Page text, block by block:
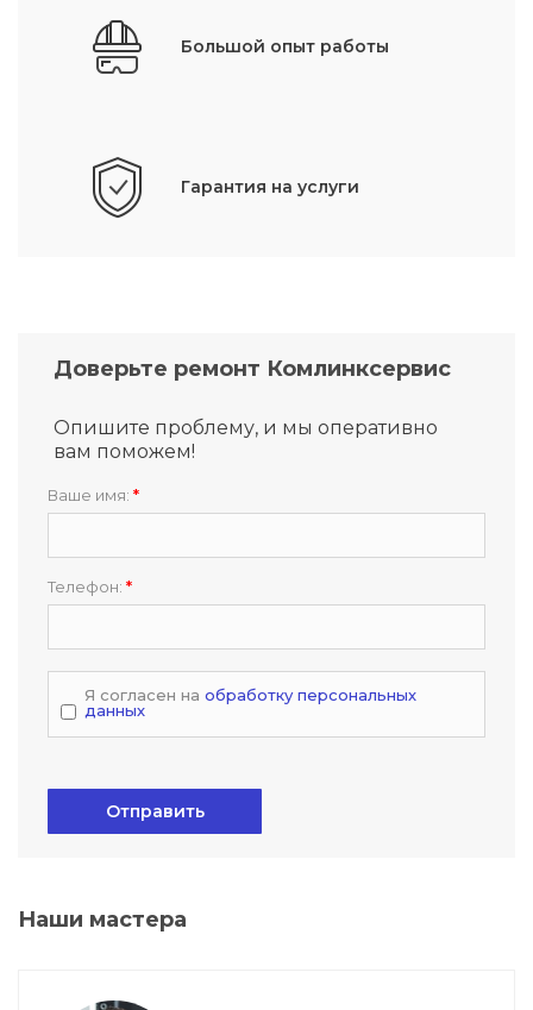
Большой опыт работы
Гарантия на услуги
Доверьте ремонт Комлинксервис
Опишите проблему, и мы оперативно
вам поможем!
Ваше имя: *
Телефон: *
Я согласен на обработку персональных
данных
Отправить
Наши мастера